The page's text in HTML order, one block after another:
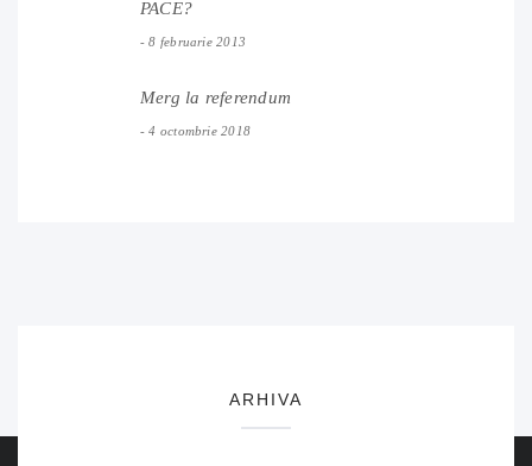
PACE?
8 februarie 2013
Merg la referendum
4 octombrie 2018
ARHIVA